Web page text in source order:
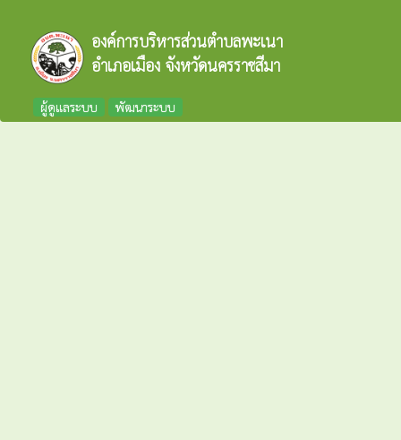
องค์การบริหารส่วนตำบลพะเนา
อำเภอเมือง จังหวัดนครราชสีมา
ผู้ดูแลระบบ พัฒนาระบบ